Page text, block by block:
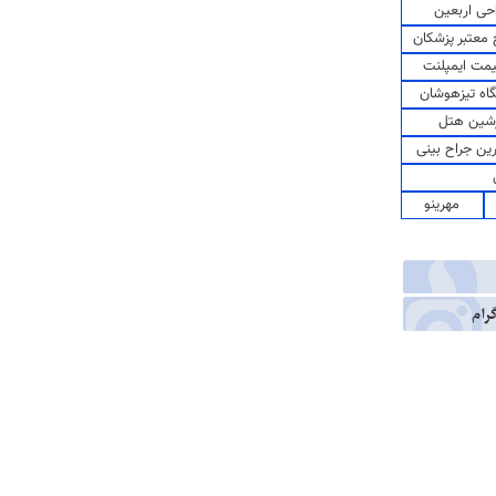
اربعین
پزشکان
ایمپلنت
تیزهوشان
هتل
جراح بینی
مهرینو